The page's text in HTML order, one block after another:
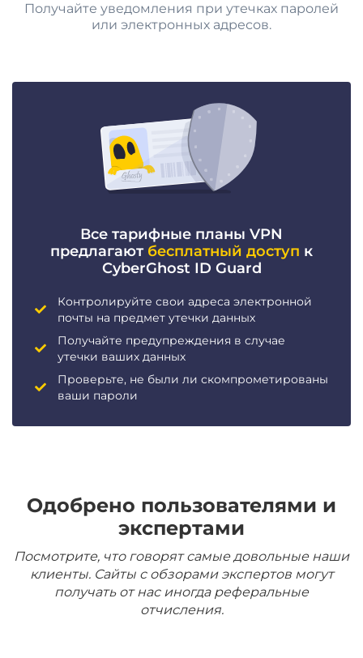
Получайте уведомления при утечках паролей
или электронных адресов.
Все тарифные планы VPN
предлагают бесплатный доступ к
CyberGhost ID Guard
Контролируйте свои адреса электронной
почты на предмет утечки данных
Получайте предупреждения в случае
утечки ваших данных
Проверьте, не были ли скомпрометированы
ваши пароли
Одобрено пользователями и
экспертами
Посмотрите, что говорят самые довольные наши
клиенты. Сайты с обзорами экспертов могут
получать от нас иногда реферальные
отчисления.